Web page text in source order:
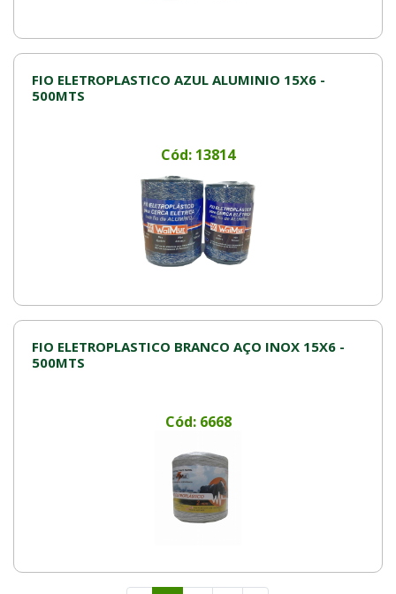
FIO ELETROPLASTICO AZUL ALUMINIO 15X6 -
500MTS
Cód: 13814
FIO ELETROPLASTICO BRANCO AÇO INOX 15X6 -
500MTS
Cód: 6668